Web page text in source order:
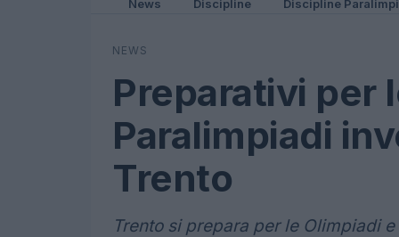
News Discipline Discipline
NEWS
Preparativi per
Paralimpiadi
Trento
Trento si prepara per le Olimpiadi